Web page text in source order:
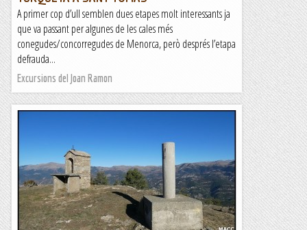
A primer cop d’ull semblen dues etapes molt interessants ja
que va passant per algunes de les cales més
conegudes/concorregudes de Menorca, però després l’etapa
defrauda...
Excursions del Joan Ramon